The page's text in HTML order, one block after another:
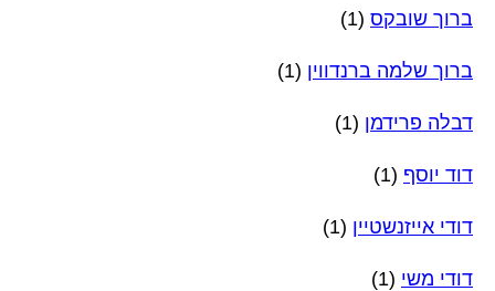
ברוך שובקס (1)
ברוך שלמה ברנדווין (1)
דבלה פרידמן (1)
דוד יוסף (1)
דודי אייזנשטיין (1)
דודי משי (1)